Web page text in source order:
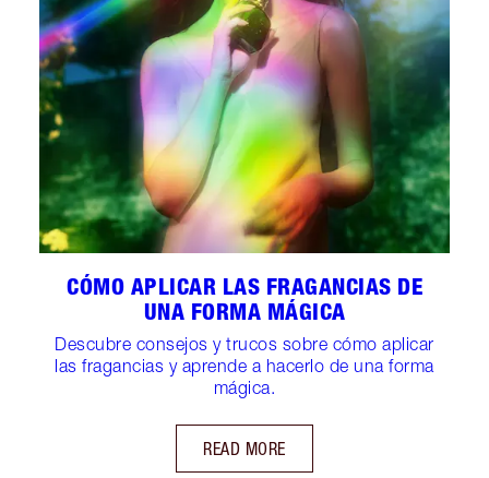
CÓMO APLICAR LAS FRAGANCIAS DE
UNA FORMA MÁGICA
Descubre consejos y trucos sobre cómo aplicar
las fragancias y aprende a hacerlo de una forma
mágica.
READ MORE